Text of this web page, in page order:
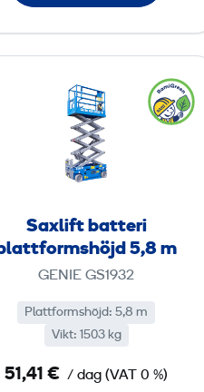
a
t
t
f
o
r
m
s
ö
j
d
5
,
a
x
l
i
t
b
t
e
Saxlift batteri
5,8 m
GENIE GS1932
Plattformshöjd: 5,8 m
Vikt: 1503 kg
51,41 € / dag (VAT 0 %)